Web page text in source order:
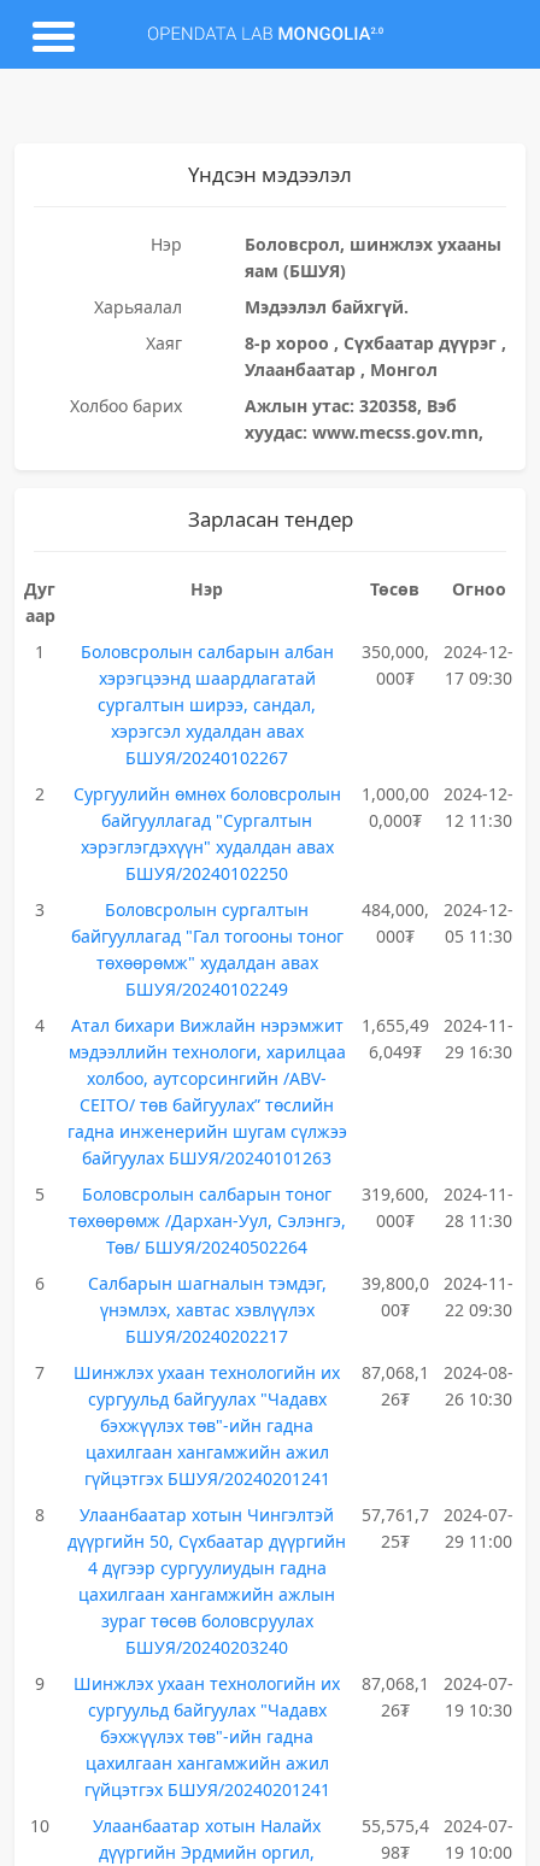
Үндсэн мэдээлэл
Нэр
Боловсрол, шинжлэх ухааны
яам (БШУЯ)
Харьяалал
Мэдээлэл байхгүй.
Хаяг
8-р хороо , Сүхбаатар дүүрэг ,
Улаанбаатар , Монгол
Холбоо барих
Ажлын утас: 320358, Вэб
хуудас: www.mecss.gov.mn,
Зарласан тендер
Дуг
аар
Нэр Төсөв Огноо
1
Боловсролын салбарын албан
хэрэгцээнд шаардлагатай
сургалтын ширээ, сандал,
хэрэгсэл худалдан авах
БШУЯ/20240102267
350,000,
000₮
2024-12-
17 09:30
2
Сургуулийн өмнөх боловсролын
байгууллагад "Сургалтын
хэрэглэгдэхүүн" худалдан авах
БШУЯ/20240102250
1,000,00
0,000₮
2024-12-
12 11:30
3
Боловсролын сургалтын
байгууллагад "Гал тогооны тоног
төхөөрөмж" худалдан авах
БШУЯ/20240102249
484,000,
000₮
2024-12-
05 11:30
4
Атал бихари Вижлайн нэрэмжит
мэдээллийн технологи, харилцаа
холбоо, аутсорсингийн /ABV-
CEITO/ төв байгуулах” төслийн
гадна инженерийн шугам сүлжээ
байгуулах БШУЯ/20240101263
1,655,49
6,049₮
2024-11-
29 16:30
5
Боловсролын салбарын тоног
төхөөрөмж /Дархан-Уул, Сэлэнгэ,
Төв/ БШУЯ/20240502264
319,600,
000₮
2024-11-
28 11:30
6
Салбарын шагналын тэмдэг,
үнэмлэх, хавтас хэвлүүлэх
БШУЯ/20240202217
39,800,0
00₮
2024-11-
22 09:30
7
Шинжлэх ухаан технологийн их
сургуульд байгуулах "Чадавх
бэхжүүлэх төв"-ийн гадна
цахилгаан хангамжийн ажил
гүйцэтгэх БШУЯ/20240201241
87,068,1
26₮
2024-08-
26 10:30
8
Улаанбаатар хотын Чингэлтэй
дүүргийн 50, Сүхбаатар дүүргийн
4 дүгээр сургуулиудын гадна
цахилгаан хангамжийн ажлын
зураг төсөв боловсруулах
БШУЯ/20240203240
57,761,7
25₮
2024-07-
29 11:00
9
Шинжлэх ухаан технологийн их
сургуульд байгуулах "Чадавх
бэхжүүлэх төв"-ийн гадна
цахилгаан хангамжийн ажил
гүйцэтгэх БШУЯ/20240201241
87,068,1
26₮
2024-07-
19 10:30
10
Улаанбаатар хотын Налайх
дүүргийн Эрдмийн оргил,
55,575,4
98₮
2024-07-
19 10:00